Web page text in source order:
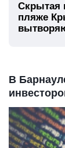
Скрытая
пляже
В